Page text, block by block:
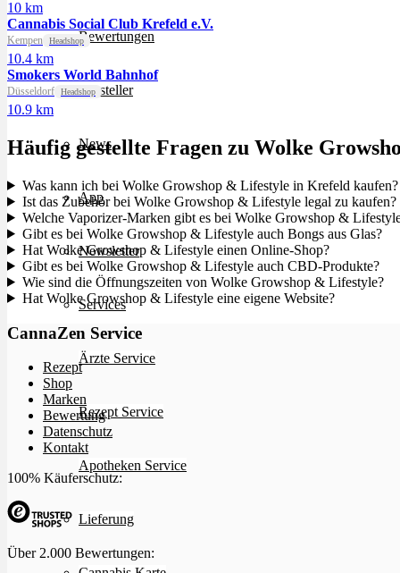
Bewertungen
Hersteller
News
App
Newsletter
Services
Ärzte Service
Rezept Service
Apotheken Service
Lieferung
10 km
Cannabis Social Club Krefeld e.V.
Kempen Headshop
10.4 km
Smokers World Bahnhof
Düsseldorf Headshop
10.9 km
Häufig gestellte Fragen zu Wolke
Was kann ich bei Wolke Growshop & Lifestyle in Krefeld kaufen?
Ist das Zubehör bei Wolke Growshop & Lifestyle legal zu kaufen?
Welche Vaporizer-Marken gibt es bei Wolke Growshop &
Gibt es bei Wolke Growshop & Lifestyle auch Bongs aus Glas?
Hat Wolke Growshop & Lifestyle einen Online-Shop?
Gibt es bei Wolke Growshop & Lifestyle auch CBD-Produkte?
Wie sind die Öffnungszeiten von Wolke Growshop & Lifestyle?
Hat Wolke Growshop & Lifestyle eine eigene Website?
CannaZen Service
Rezept
Shop
Marken
Bewertung
Datenschutz
Kontakt
100% Käuferschutz:
Über 2.000 Bewertungen: